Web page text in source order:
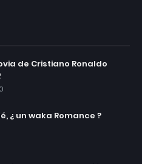
de Cristiano Ronaldo
¿ un waka Romance ?